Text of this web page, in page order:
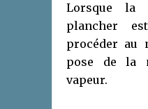
Lorsque la
plancher
procéder au
pose de la
vapeur.